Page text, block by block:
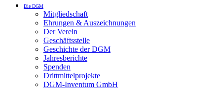
Die DGM
Mitgliedschaft
Ehrungen & Auszeichnungen
Der Verein
Geschäftsstelle
Geschichte der DGM
Jahresberichte
Spenden
Drittmittelprojekte
DGM-Inventum GmbH